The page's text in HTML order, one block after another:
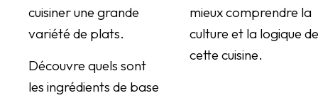
cuisiner une grande
variété de plats.
Découvre quels sont
les ingrédients de base
mieux comprendre la
culture et la logique de
cette cuisine.